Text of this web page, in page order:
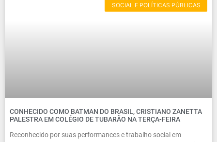
SOCIAL E POLÍTICAS PÚBLICAS
CONHECIDO COMO BATMAN DO BRASIL, CRISTIANO ZANETTA
PALESTRA EM COLÉGIO DE TUBARÃO NA TERÇA-FEIRA
Reconhecido por suas performances e trabalho social em